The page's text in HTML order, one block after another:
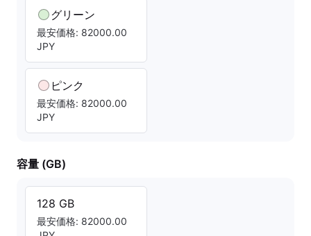
グリーン
最安価格: 82000.00
JPY
ピンク
最安価格: 82000.00
JPY
容量 (GB)
128 GB
最安価格: 82000.00